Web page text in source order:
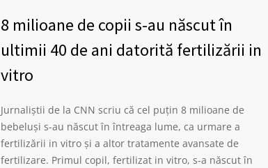
8 milioane de copii s-au născut în
ultimii 40 de ani datorită fertilizării in
vitro
Jurnaliștii de la CNN scriu că cel puțin 8 milioane de
bebeluși s-au născut în întreaga lume, ca urmare a
fertilizării in vitro și a altor tratamente avansate de
fertilizare. Primul copil, fertilizat in vitro, s-a născut în